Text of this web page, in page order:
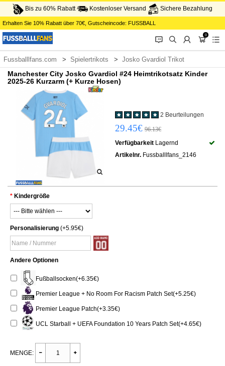
Bis zu 60% Rabatt Kostenloser Versand Sichere Bezahlung
Erhalten Sie 10% Rabatt über 70€ , Gutscheincode: FUSSBALL
󰂱 󰂨 󰃳
0
󰃦 󰃖
Fussballlfans.com Spielertrikots Josko Gvardiol Trikot
Manchester City Josko Gvardiol #24 Heimtrikotsatz Kinder
2025-26 Kurzarm (+ Kurze Hosen)
2 Beurteilungen
29.45€ 96.13€
Verfügbarkeit Lagernd
Artikelnr. Fussballlfans_2146
Kindergröße
Personalisierung (+5.95€)
Andere Optionen
Fußballsocken(+6.35€)
Premier League + No Room For Racism Patch Set(+5.25€)
Premier League Patch(+3.35€)
UCL Starball + UEFA Foundation 10 Years Patch Set(+4.65€)
MENGE: